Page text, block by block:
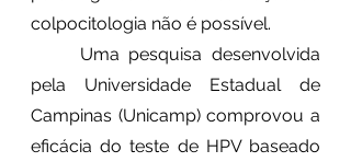
colpocitologia não é possível.
pela Universidade Estadual de
Campinas (Unicamp) comprovou a
eficácia do teste de HPV baseado